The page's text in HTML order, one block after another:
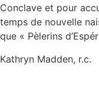
Conclave et pour
temps de nouvelle
que « Pèlerins
Kathryn Madden, r.c.